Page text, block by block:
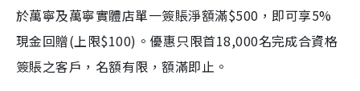
於萬寧及萬寧實體店單一簽賬淨額滿$500，即可享5%
現金回贈(上限$100)。優惠只限首18,000名完成合資格
簽賬之客戶，名額有限，額滿即止。